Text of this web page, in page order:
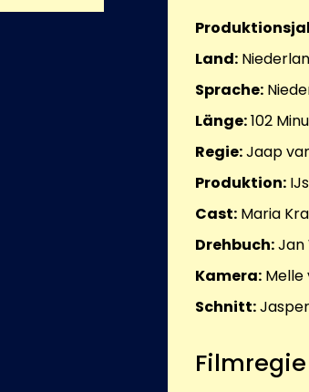
Land:
Sprache:
Länge:102
Regie:Jaap
Produktion:
Cast: Maria
Drehbuch:Jan
Kamera: Melle
Schnitt:
Filmregie